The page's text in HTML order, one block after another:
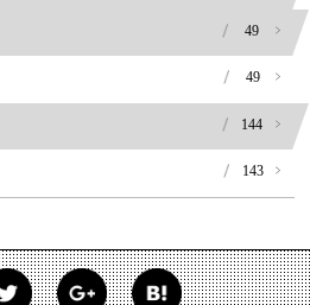
49
49
144
143